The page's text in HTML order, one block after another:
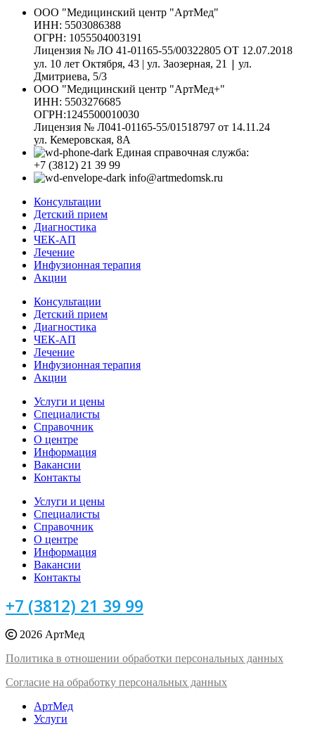
ООО "Медицинский центр "АртМед"
ИНН: 5503086388
ОГРН: 1055504003191
Лицензия № ЛО 41-01165-55/00322805 ОТ 12.07.2018
ул. 10 лет Октября, 43 | ул. Заозерная, 21 | ул.
Дмитриева, 5/3
ООО "Медицинский центр "АртМед+"
ИНН: 5503276685
ОГРН:1245500010030
Лицензия № Л041-01165-55/01518797 от 14.11.24
ул. Кемеровская, 8А
Единая справочная служба:
+7 (3812) 21 39 99
info@artmedomsk.ru
Консультации
Детский прием
Диагностика
ЧЕК-АП
Лечение
Инфузионная терапия
Акции
Консультации
Детский прием
Диагностика
ЧЕК-АП
Лечение
Инфузионная терапия
Акции
Услуги и цены
Специалисты
Справочник
О центре
Информация
Вакансии
Контакты
Услуги и цены
Специалисты
Справочник
О центре
Информация
Вакансии
Контакты
+7 (3812) 21 39 99
2026 АртМед
Политика в отношении обработки персональных данных
Согласие на обработку персональных данных
АртМед
Услуги